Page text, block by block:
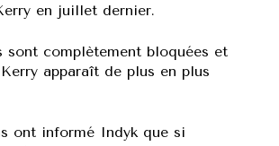
en juillet dernier.
sont complètement bloquées et
apparaît de plus en plus
ont informé Indyk que si